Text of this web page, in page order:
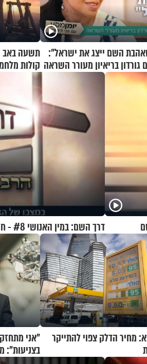
השם ייצג את ישראל":
גורדון בריאיון מעורר השראה
תשעה באב
קולות
דרך השם: במין האנושי #8 - חלק א
מחיר הדלק צפוי להתייקר
"אני
בצניעות":